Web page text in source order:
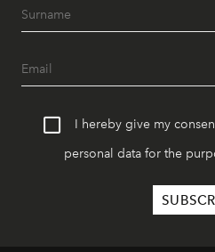
I hereby give my
personal data for the